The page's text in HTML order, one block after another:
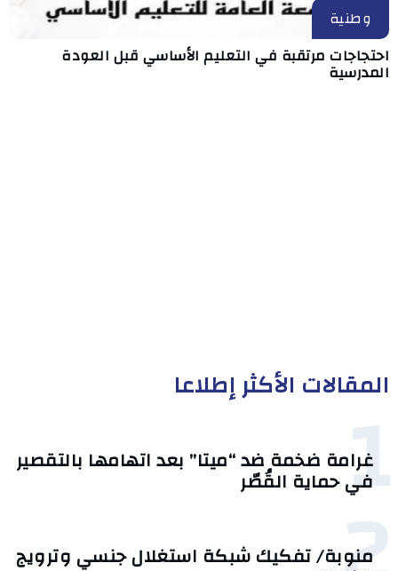
وطنية
احتجاجات مرتقبة في التعليم الأساسي قبل العودة
المدرسية
المقالات الأكثر إطلاعا
1
غرامة ضخمة ضد “ميتا” بعد اتهامها بالتقصير
في حماية القُصّر
منوبة/ تفكيك شبكة استغلال جنسي وترويج